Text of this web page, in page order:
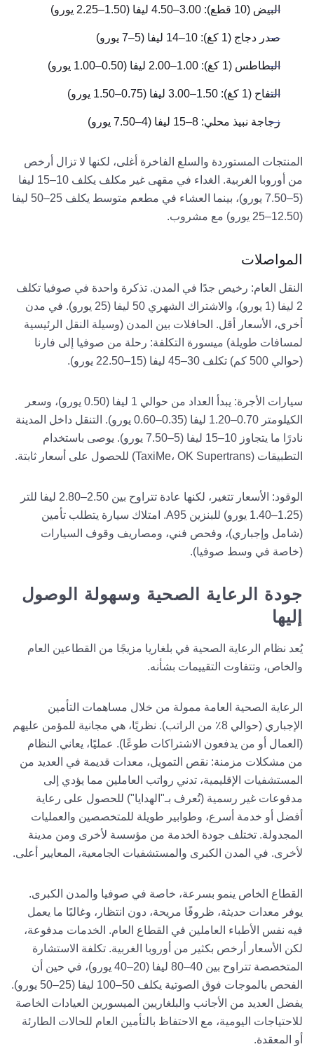
البيض (10 قطع): 3.00–4.50 ليفا (1.50–2.25 يورو)
صدر دجاج (1 كغ): 10–14 ليفا (5–7 يورو)
البطاطس (1 كغ): 1.00–2.00 ليفا (0.50–1.00 يورو)
التفاح (1 كغ): 1.50–3.00 ليفا (0.75–1.50 يورو)
زجاجة نبيذ محلي: 8–15 ليفا (4–7.50 يورو)
المنتجات المستوردة والسلع الفاخرة أغلى، لكنها لا تزال أرخص
من أوروبا الغربية. الغداء في مقهى غير مكلف يكلف 10–15 ليفا
(5–7.50 يورو)، بينما العشاء في مطعم متوسط يكلف 25–50 ليفا
(12.50–25 يورو) مع مشروب.
المواصلات
النقل العام: رخيص جدًا في المدن. تذكرة واحدة في صوفيا تكلف
2 ليفا (1 يورو)، والاشتراك الشهري 50 ليفا (25 يورو). في مدن
أخرى، الأسعار أقل. الحافلات بين المدن (وسيلة النقل الرئيسية
لمسافات طويلة) ميسورة التكلفة: رحلة من صوفيا إلى فارنا
(حوالي 500 كم) تكلف 30–45 ليفا (15–22.50 يورو).
سيارات الأجرة: يبدأ العداد من حوالي 1 ليفا (0.50 يورو)، وسعر
الكيلومتر 0.70–1.20 ليفا (0.35–0.60 يورو). التنقل داخل المدينة
نادرًا ما يتجاوز 10–15 ليفا (5–7.50 يورو). يوصى باستخدام
التطبيقات (TaxiMe، OK Supertrans) للحصول على أسعار ثابتة.
الوقود: الأسعار تتغير، لكنها عادة تتراوح بين 2.50–2.80 ليفا للتر
(1.25–1.40 يورو) للبنزين A95. امتلاك سيارة يتطلب تأمين
(شامل وإجباري)، وفحص فني، ومصاريف وقوف السيارات
(خاصة في وسط صوفيا).
جودة الرعاية الصحية وسهولة الوصول
إليها
يُعد نظام الرعاية الصحية في بلغاريا مزيجًا من القطاعين العام
والخاص، وتتفاوت التقييمات بشأنه.
الرعاية الصحية العامة ممولة من خلال مساهمات التأمين
الإجباري (حوالي 8٪ من الراتب). نظريًا، هي مجانية للمؤمن عليهم
(العمال أو من يدفعون الاشتراكات طوعًا). عمليًا، يعاني النظام
من مشكلات مزمنة: نقص التمويل، معدات قديمة في العديد من
المستشفيات الإقليمية، تدني رواتب العاملين مما يؤدي إلى
مدفوعات غير رسمية (تُعرف بـ"الهدايا") للحصول على رعاية
أفضل أو خدمة أسرع، وطوابير طويلة للمتخصصين والعمليات
المجدولة. تختلف جودة الخدمة من مؤسسة لأخرى ومن مدينة
لأخرى. في المدن الكبرى والمستشفيات الجامعية، المعايير أعلى.
القطاع الخاص ينمو بسرعة، خاصة في صوفيا والمدن الكبرى.
يوفر معدات حديثة، ظروفًا مريحة، دون انتظار، وغالبًا ما يعمل
فيه نفس الأطباء العاملين في القطاع العام. الخدمات مدفوعة،
لكن الأسعار أرخص بكثير من أوروبا الغربية. تكلفة الاستشارة
المتخصصة تتراوح بين 40–80 ليفا (20–40 يورو)، في حين أن
الفحص بالموجات فوق الصوتية يكلف 50–100 ليفا (25–50 يورو).
يفضل العديد من الأجانب والبلغاريين الميسورين العيادات الخاصة
للاحتياجات اليومية، مع الاحتفاظ بالتأمين العام للحالات الطارئة
أو المعقدة.